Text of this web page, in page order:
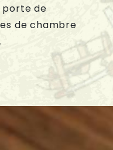
porte de
de chambre